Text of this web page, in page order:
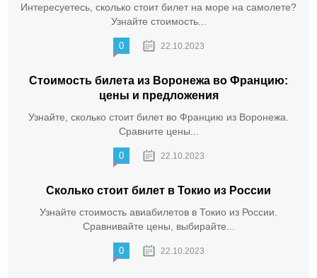
Интересуетесь, сколько стоит билет на море на самолете?
Узнайте стоимость...
0 22.10.2023
Стоимость билета из Воронежа во Францию:
цены и предложения
Узнайте, сколько стоит билет во Францию из Воронежа.
Сравните цены...
0 22.10.2023
Сколько стоит билет в Токио из России
Узнайте стоимость авиабилетов в Токио из России.
Сравнивайте цены, выбирайте...
0 22.10.2023